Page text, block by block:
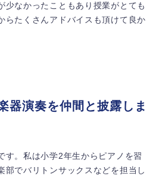
少なかったこともあり授業がとても
らたくさんアドバイスも頂けて良か
器演奏を仲間と披露しま
す。私は小学2年生からピアノを習
部でバリトンサックスなどを担当し